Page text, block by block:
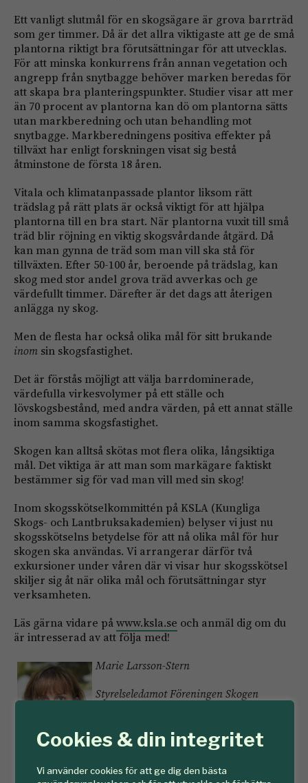
Cookies & din integritet
Vi använder cookies för att ge dig den bästa
Ett vanligt slutmål för en skogsägare är grova barrträd
som ger timmer. Då är det allra viktigaste att ge de små
plantorna riktigt bra förutsättningar för att utvecklas.
För att minska konkurrens från annan vegetation och
angrepp från snytbagge behöver marken beredas för
att skapa bra planteringspunkter. Studier visar att mer
än 70 procent av plantorna kan dö om plantorna sätts
utan markberedning och utan behandling mot
snytbagge. Markberedningens positiva effekter på
tillväxt har enligt forskningen visat sig bestå
åtminstone de första 18 åren.
Vitala och klimatanpassade plantor liksom rätt
trädslag på rätt plats är också viktigt för att hjälpa
plantorna till en bra start. När plantorna vuxit till små
träd blir röjning en viktig skogsvårdande åtgärd. Då
kan man gynna de träd som man vill ska stå för
tillväxten. Efter 50-100 år, beroende på trädslag, kan
skog med stor andel grova träd avverkas och ge
värdefullt timmer. Därefter är det dags att återigen
anlägga ny skog.
Men de flesta har också olika mål för sitt brukande
inom sin skogsfastighet.
Det är förstås möjligt att välja barrdominerade,
värdefulla virkesvolymer på ett ställe och
lövskogsbestånd, med andra värden, på ett annat ställe
inom samma skogsfastighet.
Skogen kan alltså skötas mot flera olika, långsiktiga
mål. Det viktiga är att man som markägare faktiskt
bestämmer sig för vad man vill med sin skog!
Inom skogsskötselkommittén på KSLA (Kungliga
Skogs- och Lantbruksakademien) belyser vi just nu
skogsskötselns betydelse för att nå olika mål för hur
skogen ska användas. Vi arrangerar därför två
exkursioner under våren där vi visar hur skogsskötsel
skiljer sig åt när olika mål och förutsättningar styr
verksamheten.
Läs gärna vidare påwww.ksla.se och anmäl dig om du
är intresserad av att följa med!
Marie Larsson-Stern
Styrelseledamot Föreningen Skogen
KSLA
Forskningschef på Skogforsk